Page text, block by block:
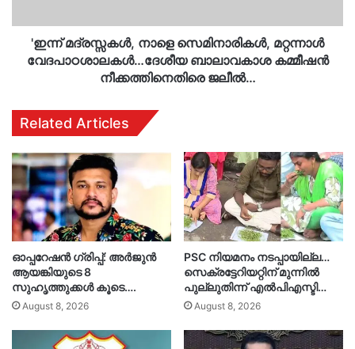
കമ്മീഷൻ
നീക്കത്തിനെതിരെ
ജലീൽ…
'ഇന്ന് മദ്രസ്സകൾ, നാളെ സെമിനാരികൾ, മറ്റന്നാൾ
വേദപാഠശാലകൾ…ദേശീയ ബാലാവകാശ കമ്മീഷൻ
നീക്കത്തിനെതിരെ ജലീൽ…
Related Articles
ഓപ്പറേഷൻ ഗ്രിപ്പ്: അർജുൻ
ആയങ്കിയുടെ 8
സുഹൃത്തുക്കൾ കൂടെ….
August 8, 2026
PSC നിയമനം നടപ്പായില്ല…
സെക്രട്ടേറിയറ്റിന് മുന്നിൽ
പുല്ലുതിന്ന് എൽപിഎസ്ടി…
August 8, 2026